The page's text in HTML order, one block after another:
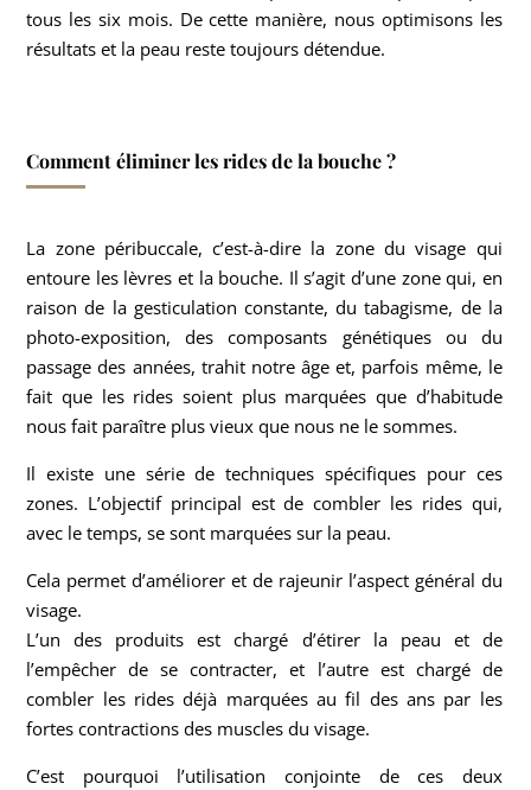
tous les six mois. De cette manière, nous optimisons les
résultats et la peau reste toujours détendue.
Comment éliminer les rides de la bouche ?
La zone péribuccale, c’est-à-dire la zone du visage qui
entoure les lèvres et la bouche. Il s’agit d’une zone qui, en
raison de la gesticulation constante, du tabagisme, de la
photo-exposition, des composants génétiques ou du
passage des années, trahit notre âge et, parfois même, le
fait que les rides soient plus marquées que d’habitude
nous fait paraître plus vieux que nous ne le sommes.
Il existe une série de techniques spécifiques pour ces
zones. L’objectif principal est de combler les rides qui,
avec le temps, se sont marquées sur la peau.
Cela permet d’améliorer et de rajeunir l’aspect général du
visage.
L’un des produits est chargé d’étirer la peau et de
l’empêcher de se contracter, et l’autre est chargé de
combler les rides déjà marquées au fil des ans par les
fortes contractions des muscles du visage.
C’est pourquoi l’utilisation conjointe de ces deux